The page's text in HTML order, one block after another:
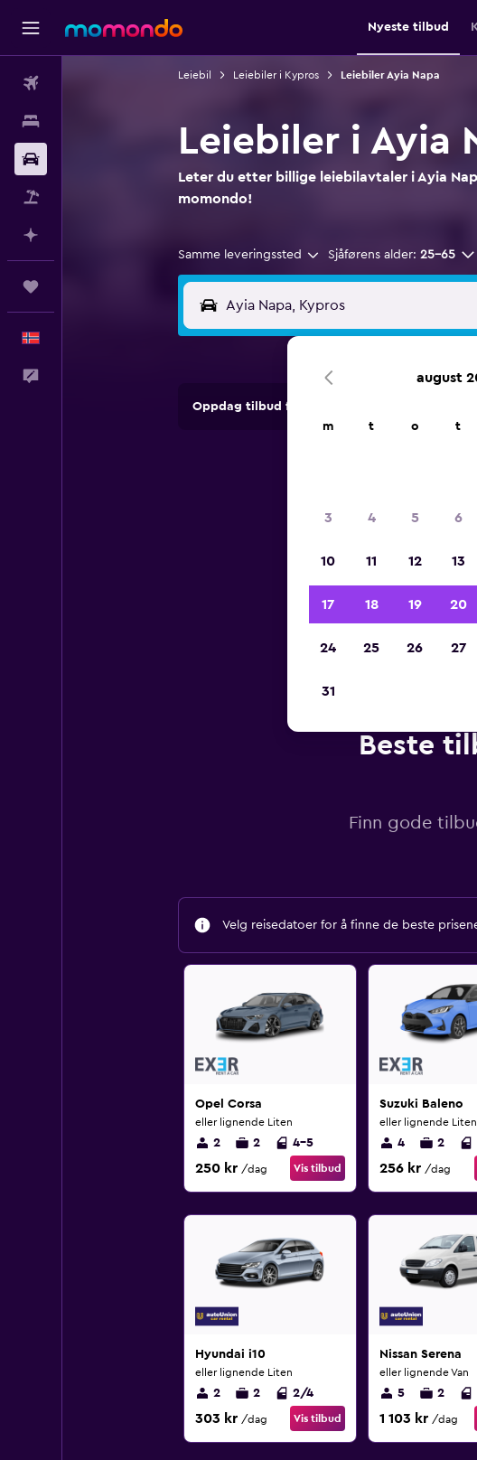
Nyeste tilbud
Leiebil Leiebiler i Kypros Leiebiler Ayia Napa
Leiebiler i Ayia
Leter du etter billige leiebilavtaler i Ayia
momondo!
Samme leveringssted Sjåførens alder: 25–65
Oppdag tilbud fra utleieselskaper på mer enn
Beste
Finn gode
Velg reisedatoer for å finne de beste
Opel Corsa
eller lignende Liten
2 2 4-5
250 kr /dag Vis tilbud
Suzuki Baleno
eller lignende Liten
4 2
256 kr /dag
Hyundai i10
eller lignende Liten
2 2 2/4
303 kr /dag Vis tilbud
Nissan Serena
eller lignende Van
5 2
1 103 kr /dag
august
m t o t
3 4 5 6
10 11 12 13
17 18 19 20
24 25 26 27
31